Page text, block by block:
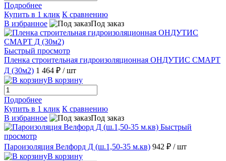
Подробнее
Купить в 1 клик К сравнению
В избранное
Под заказ
Быстрый просмотр
Пленка строительная гидроизоляционная ОНДУТИС СМАРТ
Д (30м2) 1 464 ₽ / шт
В корзину
Подробнее
Купить в 1 клик К сравнению
В избранное
Под заказ
Быстрый
просмотр
Пароизоляция Велфорд Д (ш.1,50-35 м.кв) 942 ₽ / шт
В корзину